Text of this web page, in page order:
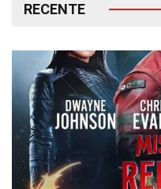
RECENTE